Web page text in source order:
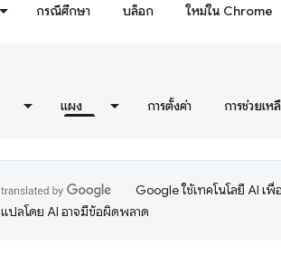
กรณีศึกษา บล็อก ใหม่ใน Chrome
แผง การตั้งค่า การช่วยเห
Google ใช้เทคโนโลยี AI เ
แปลโดย AI อาจมีข้อผิดพลาด